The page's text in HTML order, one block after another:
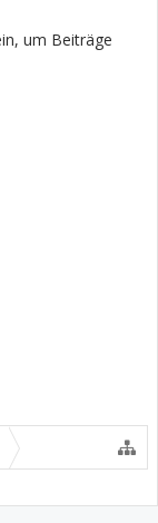
um Beiträge